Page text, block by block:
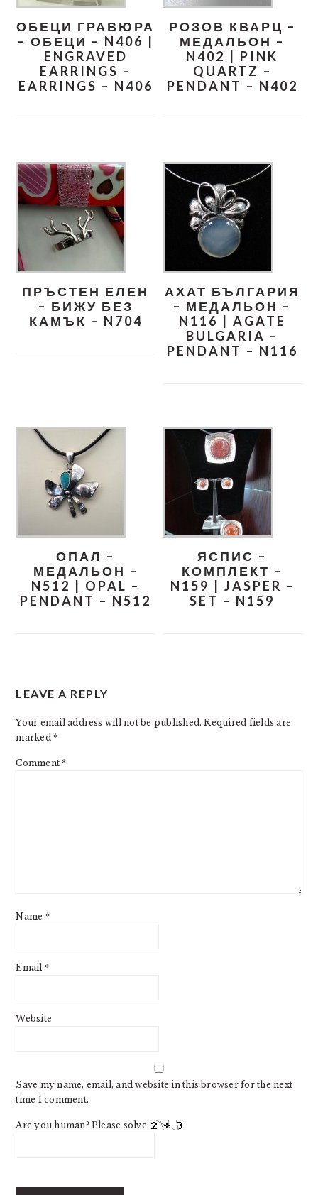
ОБЕЦИ ГРАВЮРА
– ОБЕЦИ – N406 |
ENGRAVED
EARRINGS –
EARRINGS – N406
РОЗОВ КВАРЦ –
МЕДАЛЬОН –
N402 | PINK
QUARTZ –
PENDANT – N402
ПРЪСТЕН ЕЛЕН
– БИЖУ БЕЗ
КАМЪК – N704
АХАТ БЪЛГАРИЯ
– МЕДАЛЬОН –
N116 | AGATE
BULGARIA –
PENDANT – N116
ОПАЛ –
МЕДАЛЬОН –
N512 | OPAL –
PENDANT – N512
ЯСПИС –
КОМПЛЕКТ –
N159 | JASPER –
SET – N159
INTERACTIONS
LEAVE A REPLY
Your email address will not be published. Required fields are
marked*
Comment*
Name *
Email *
Website
Save my name, email, and website in this browser for the next
time I comment.
Are you human? Please solve: